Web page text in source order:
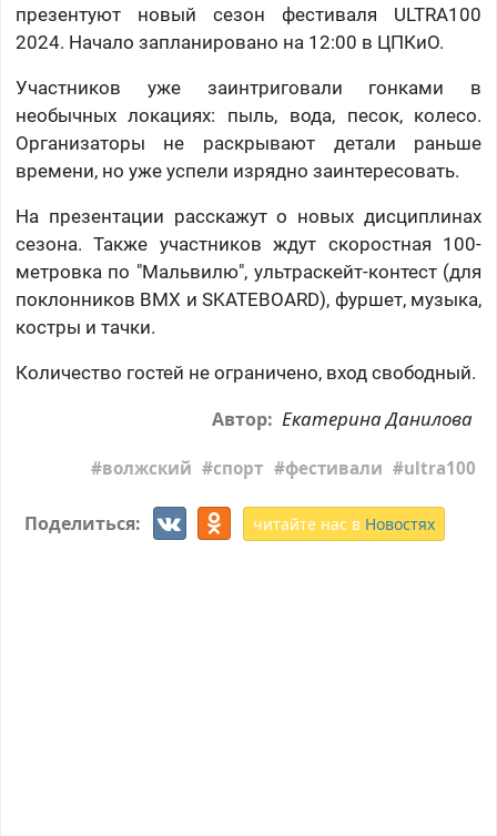
презентуют новый сезон фестиваля ULTRA100
2024. Начало запланировано на 12:00 в ЦПКиО.
Участников уже заинтриговали гонками в
необычных локациях: пыль, вода, песок, колесо.
Организаторы не раскрывают детали раньше
времени, но уже успели изрядно заинтересовать.
На презентации расскажут о новых дисциплинах
сезона. Также участников ждут скоростная 100-
метровка по "Мальвилю", ультраскейт-контест (для
поклонников BMX и SKATEBOARD), фуршет, музыка,
костры и тачки.
Количество гостей не ограничено, вход свободный.
Автор: Екатерина Данилова
волжский спорт фестивали ultra100
Поделиться: читайте нас в Новостях